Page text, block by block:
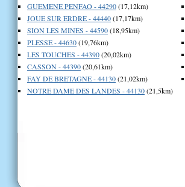
GUEMENE PENFAO - 44290(17,12km)
JOUE SUR ERDRE - 44440(17,17km)
SION LES MINES - 44590(18,95km)
PLESSE - 44630(19,76km)
LES TOUCHES - 44390(20,02km)
CASSON - 44390(20,61km)
FAY DE BRETAGNE - 44130(21,02km)
NOTRE DAME DES LANDES - 44130(21,5km)